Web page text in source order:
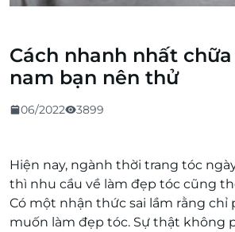
Cách nhanh nhất
nam bạn nên thử
06/2022 3899
Hiện nay, ngành thời trang tóc
thì nhu cầu về làm đẹp tóc cũng
Có một nhận thức sai lầm rằng chỉ
muốn làm đẹp tóc. Sự thật không